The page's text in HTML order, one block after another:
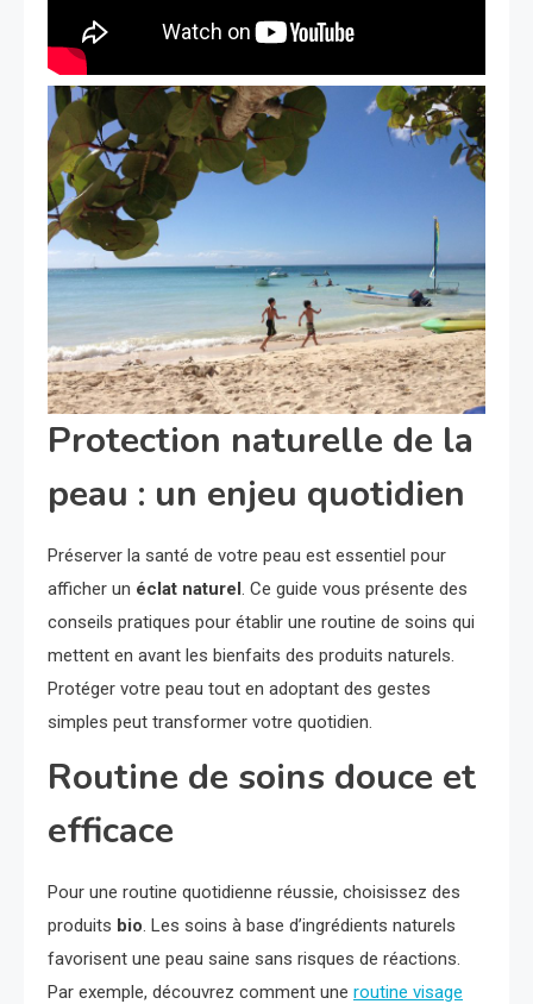
Protection naturelle de la
peau : un enjeu quotidien
Préserver la santé de votre peau est essentiel pour
afficher un éclat naturel . Ce guide vous présente des
conseils pratiques pour établir une routine de soins qui
mettent en avant les bienfaits des produits naturels.
Protéger votre peau tout en adoptant des gestes
simples peut transformer votre quotidien.
Routine de soins douce et
efficace
Pour une routine quotidienne réussie, choisissez des
produits bio . Les soins à base d’ingrédients naturels
favorisent une peau saine sans risques de réactions.
Par exemple, découvrez comment une routine visage